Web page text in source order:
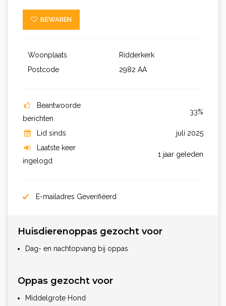
BEWAREN
Woonplaats
Ridderkerk
Postcode
2982 AA
Beantwoorde
berichten
33%
Lid sinds
juli 2025
Laatste keer
ingelogd
1 jaar geleden
E-mailadres Geverifiëerd
Huisdierenoppas gezocht voor
Dag- en nachtopvang bij oppas
Oppas gezocht voor
Middelgrote Hond